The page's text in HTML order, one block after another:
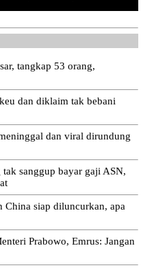
tangkap 53 orang,
dan diklaim tak bebani
dan viral dirundung
sanggup bayar gaji ASN,
China siap diluncurkan, apa
Prabowo, Emrus: Jangan